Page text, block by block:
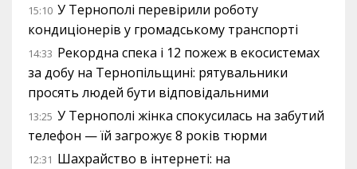
15:10 У Тернополі перевірили роботу
кондиціонерів у громадському транспорті
14:33 Рекордна спека і 12 пожеж в екосистемах
за добу на Тернопільщині: рятувальники
просять людей бути відповідальними
13:25 У Тернополі жінка спокусилась на забутий
телефон — їй загрожує 8 років тюрми
12:31 Шахрайство в інтернеті: на